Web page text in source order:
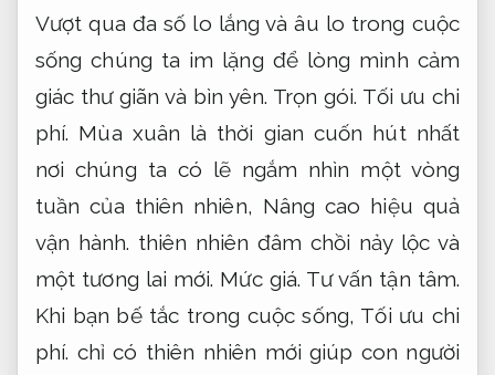
Vượt qua đa số lo lắng và âu lo trong cuộc
sống chúng ta im lặng để lòng mình cảm
giác thư giãn và bìn yên. Trọn gói. Tối ưu chi
phí. Mùa xuân là thời gian cuốn hút nhất
nơi chúng ta có lẽ ngắm nhìn một vòng
tuần của thiên nhiên, Nâng cao hiệu quả
vận hành. thiên nhiên đâm chồi nảy lộc và
một tương lai mới. Mức giá. Tư vấn tận tâm.
Khi bạn bế tắc trong cuộc sống, Tối ưu chi
phí. chỉ có thiên nhiên mới giúp con người